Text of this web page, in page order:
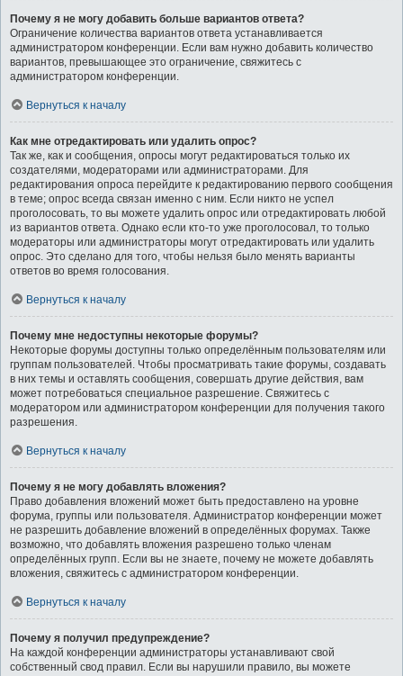
Почему я не могу добавить больше вариантов ответа?
Ограничение количества вариантов ответа устанавливается
администратором конференции. Если вам нужно добавить количество
вариантов, превышающее это ограничение, свяжитесь с
администратором конференции.
Вернуться к началу
Как мне отредактировать или удалить опрос?
Так же, как и сообщения, опросы могут редактироваться только их
создателями, модераторами или администраторами. Для
редактирования опроса перейдите к редактированию первого сообщения
в теме; опрос всегда связан именно с ним. Если никто не успел
проголосовать, то вы можете удалить опрос или отредактировать любой
из вариантов ответа. Однако если кто-то уже проголосовал, то только
модераторы или администраторы могут отредактировать или удалить
опрос. Это сделано для того, чтобы нельзя было менять варианты
ответов во время голосования.
Вернуться к началу
Почему мне недоступны некоторые форумы?
Некоторые форумы доступны только определённым пользователям или
группам пользователей. Чтобы просматривать такие форумы, создавать
в них темы и оставлять сообщения, совершать другие действия, вам
может потребоваться специальное разрешение. Свяжитесь с
модератором или администратором конференции для получения такого
разрешения.
Вернуться к началу
Почему я не могу добавлять вложения?
Право добавления вложений может быть предоставлено на уровне
форума, группы или пользователя. Администратор конференции может
не разрешить добавление вложений в определённых форумах. Также
возможно, что добавлять вложения разрешено только членам
определённых групп. Если вы не знаете, почему не можете добавлять
вложения, свяжитесь с администратором конференции.
Вернуться к началу
Почему я получил предупреждение?
На каждой конференции администраторы устанавливают свой
собственный свод правил. Если вы нарушили правило, вы можете